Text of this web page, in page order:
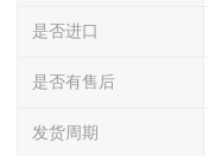
是否进口
是否有售后
发货周期